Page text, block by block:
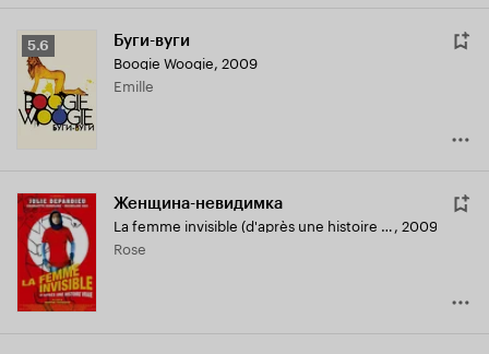
Рейтинг
Кинопоиска
5.6
5.6 Буги-вуги
Boogie Woogie, 2009
Emille
Женщина-невидимка
La femme invisible (d'après une histoire vraie), 2009
Rose